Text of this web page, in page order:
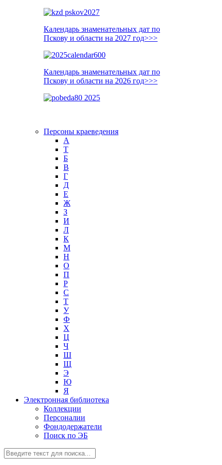
Календарь знаменательных дат по
Пскову и области на 2027 год>>>
Календарь знаменательных дат по
Пскову и области на 2026 год>>>
Персоны краеведения
А
T
Б
В
Г
Д
Е
Ж
З
И
Л
К
М
Н
О
П
Р
С
Т
У
Ф
Х
Ц
Ч
Ш
Щ
Э
Ю
Я
Электронная библиотека
Коллекции
Персоналии
Фондодержатели
Поиск по ЭБ